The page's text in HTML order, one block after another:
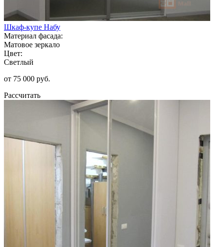
Шкаф-купе Набу
Материал фасада:
Матовое зеркало
Цвет:
Светлый
от 75 000 руб.
Рассчитать